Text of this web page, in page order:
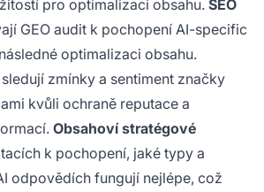
pro optimalizaci obsahu. SEO
GEO audit k pochopení AI-specific
optimalizaci obsahu.
sledují zmínky a sentiment značky
kvůli ochraně reputace a
Obsahoví stratégové
k pochopení, jaké typy a
odpovědích fungují nejlépe, což